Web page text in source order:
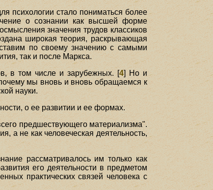
психологии стало пониматься более
о сознании как высшей форме
значения трудов классиков
широкая теория, раскрывающая
по своему значению с самыми
так и после Маркса.
в том числе и зарубежных. [4] Но и
мы вновь и вновь обращаемся к
науки.
о ее развитии и ее формах.
предшествующего материализма".
а не как человеческая деятельность,
рассматривалось им только как
его деятельности в предметом
практических связей человека с